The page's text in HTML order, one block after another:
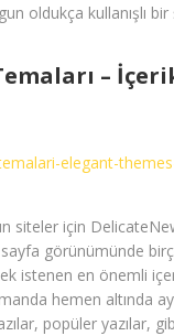
oldukça kullanışlı bir
–
siteler için
görünümünde
istenen en önemli
hemen altında
popüler yazılar,